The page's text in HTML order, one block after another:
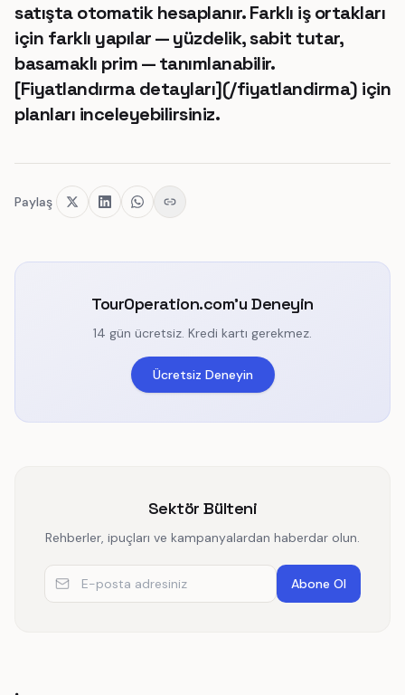
satışta otomatik hesaplanır. Farklı iş ortakları
için farklı yapılar — yüzdelik, sabit tutar,
basamaklı prim — tanımlanabilir.
[Fiyatlandırma detayları](/fiyatlandirma) için
planları inceleyebilirsiniz.
Paylaş
TourOperation.com'u Deneyin
14 gün ücretsiz. Kredi kartı gerekmez.
Ücretsiz Deneyin
Sektör Bülteni
Rehberler, ipuçları ve kampanyalardan haberdar olun.
E-posta adresiniz Abone Ol